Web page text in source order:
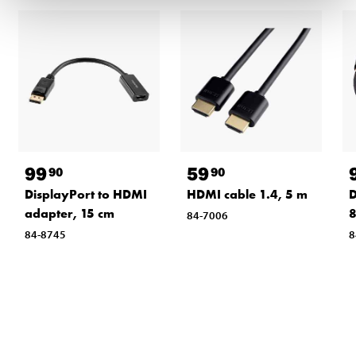
9990
DisplayPort to HDMI
adapter, 15 cm
84-8745
5990
HDMI cable 1.4, 5 m
84-7006